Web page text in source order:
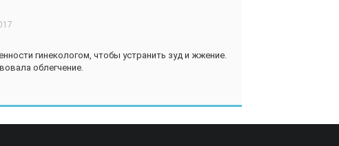
гинекологом, чтобы устранить зуд и жжение.
облегчение.